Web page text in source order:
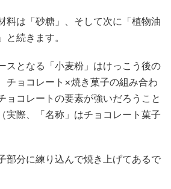
料は「砂糖」、そして次に「植物油
続きます。
スとなる「小麦粉」はけっこう後の
チョコレート×焼き菓子の組み合わ
ョコレートの要素が強いだろうこと
実際、「名称」はチョコレート菓子
部分に練り込んで焼き上げてあるで